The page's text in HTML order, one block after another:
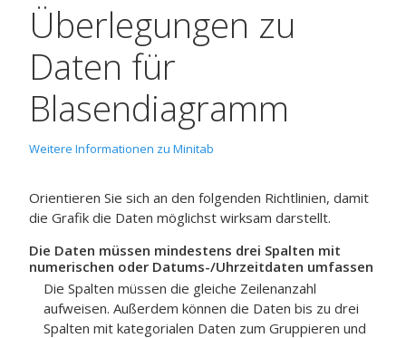
Überlegungen zu
Daten für
Blasendiagramm
Weitere Informationen zu Minitab
Orientieren Sie sich an den folgenden Richtlinien, damit
die Grafik die Daten möglichst wirksam darstellt.
Die Daten müssen mindestens drei Spalten mit
numerischen oder Datums-/Uhrzeitdaten umfassen
Die Spalten müssen die gleiche Zeilenanzahl
aufweisen. Außerdem können die Daten bis zu drei
Spalten mit kategorialen Daten zum Gruppieren und